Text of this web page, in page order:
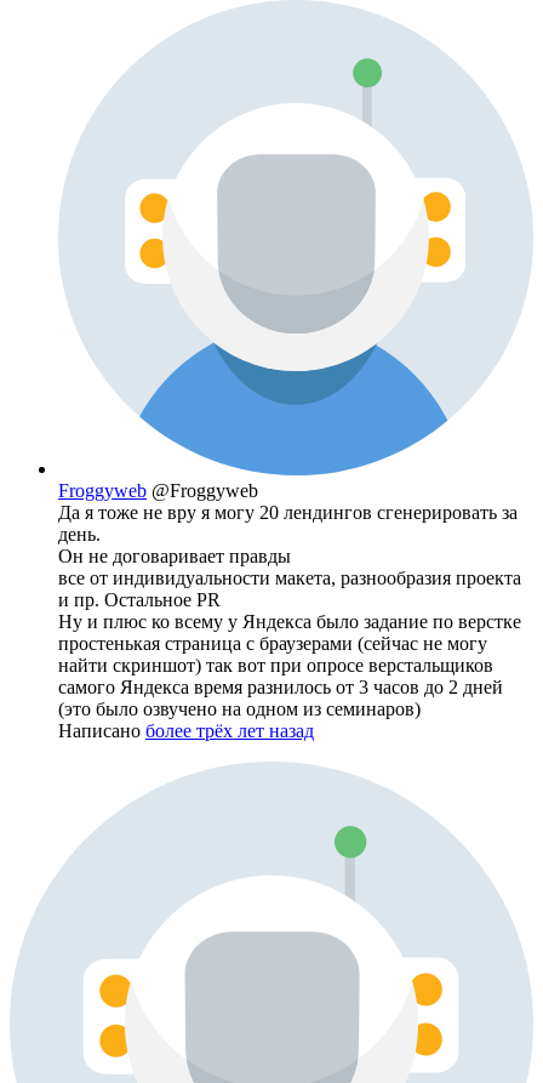
Froggyweb @Froggyweb
Да я тоже не вру я могу 20 лендингов сгенерировать за
день.
Он не договаривает правды
все от индивидуальности макета, разнообразия проекта
и пр. Остальное PR
Ну и плюс ко всему у Яндекса было задание по верстке
простенькая страница с браузерами (сейчас не могу
найти скриншот) так вот при опросе верстальщиков
самого Яндекса время разнилось от 3 часов до 2 дней
(это было озвучено на одном из семинаров)
Написано более трёх лет назад